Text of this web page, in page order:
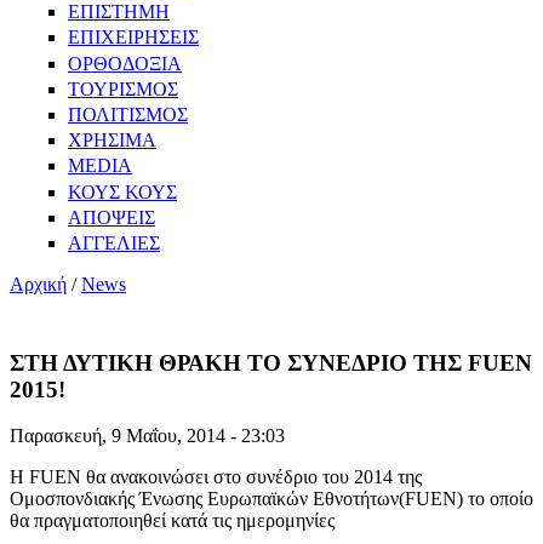
ΕΠΙΣΤΗΜΗ
ΕΠΙΧΕΙΡΗΣΕΙΣ
ΟΡΘΟΔΟΞΙΑ
ΤΟΥΡΙΣΜΟΣ
ΠΟΛΙΤΙΣΜΟΣ
ΧΡΗΣΙΜΑ
MEDIA
ΚΟΥΣ ΚΟΥΣ
ΑΠΟΨΕΙΣ
ΑΓΓΕΛΙΕΣ
Αρχική /News
ΣΤΗ ΔΥΤΙΚΗ ΘΡΑΚΗ ΤΟ ΣΥΝΕΔΡΙΟ ΤΗΣ FUEN
2015!
Παρασκευή, 9 Μαΐου, 2014 - 23:03
Η FUEN θα ανακοινώσει στο συνέδριο του 2014 της
Ομοσπονδιακής Ένωσης Ευρωπαϊκών Εθνοτήτων(FUEN) το οποίο
θα πραγματοποιηθεί κατά τις ημερομηνίες